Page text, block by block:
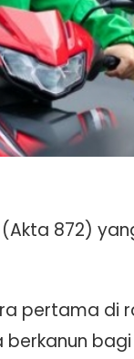
(Akta 872)
pertama di
berkanun